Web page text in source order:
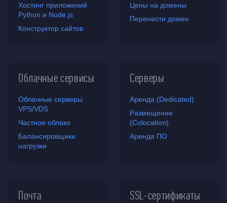
Хостинг приложений
Python и Node.js
Конструктор сайтов
Цены на домены
Перенести домен
Облачные сервисы
Облачные серверы
VPS/VDS
Частное облако
Балансировщики
нагрузки
Серверы
Аренда (Dedicated)
Размещение
(Colocation)
Аренда ПО
Почта SSL-сертификаты